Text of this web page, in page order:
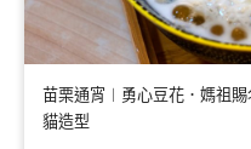
苗栗通宵︱勇心豆花．媽祖
貓造型